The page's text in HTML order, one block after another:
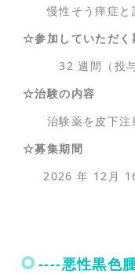
慢性そう痒症と
☆参加し
32 週間（投与
☆治験の内容
治験薬を皮下注
☆募集期間
2026 年 12月 16
----悪性黒色